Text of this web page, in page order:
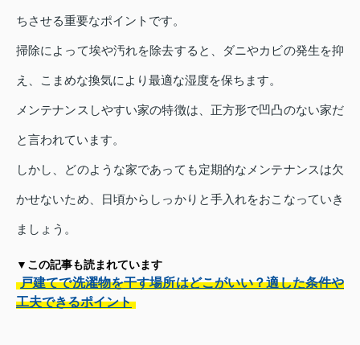
ちさせる重要なポイントです。
掃除によって埃や汚れを除去すると、ダニやカビの発生を抑
え、こまめな換気により最適な湿度を保ちます。
メンテナンスしやすい家の特徴は、正方形で凹凸のない家だ
と言われています。
しかし、どのような家であっても定期的なメンテナンスは欠
かせないため、日頃からしっかりと手入れをおこなっていき
ましょう。
▼この記事も読まれています
戸建てで洗濯物を干す場所はどこがいい？適した条件や
工夫できるポイント